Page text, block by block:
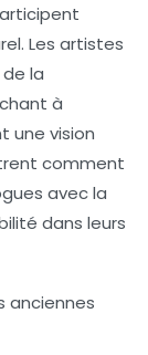
. Les artistes
de la
à
une vision
comment
avec la
dans leurs
anciennes